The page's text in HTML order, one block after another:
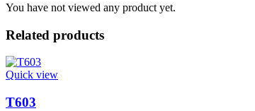
You have not viewed any product yet.
Related products
Quick view
T603